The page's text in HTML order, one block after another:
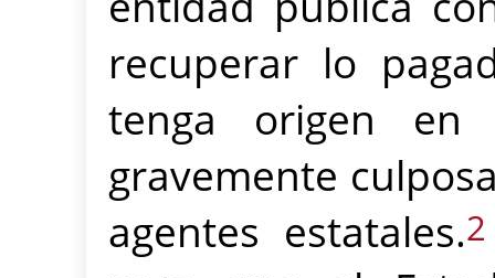
recuperar lo
tenga origen en
gravemente
agentes estatales.2